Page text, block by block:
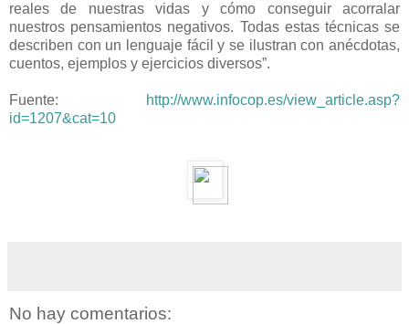
reales de nuestras vidas y cómo conseguir acorralar
nuestros pensamientos negativos. Todas estas técnicas se
describen con un lenguaje fácil y se ilustran con anécdotas,
cuentos, ejemplos y ejercicios diversos”.
Fuente:
http://www.infocop.es/view_article.asp?
id=1207&cat=10
No hay comentarios: